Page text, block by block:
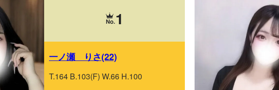
1
一ノ瀬 りさ(22)
T.164 B.103(F) W.66 H.100